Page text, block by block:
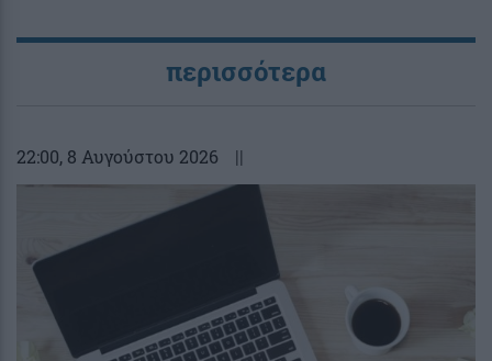
περισσότερα
22:00, 8 Αυγούστου 2026 ||